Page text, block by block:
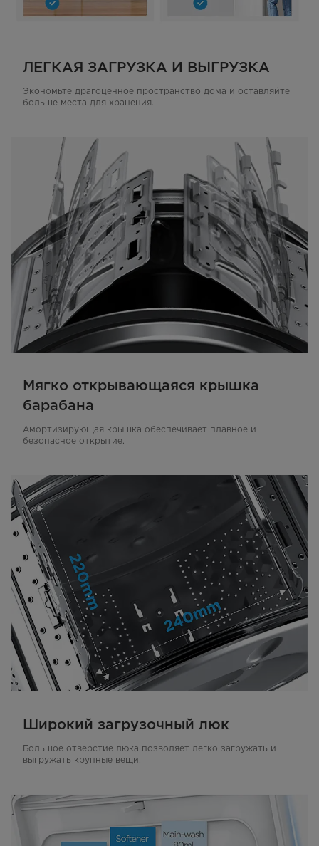
ЛЕГКАЯ ЗАГРУЗКА И ВЫГРУЗКА
Экономьте драгоценное пространство дома и оставляйте
больше места для хранения.
Мягко открывающаяся крышка
барабана
Амортизирующая крышка обеспечивает плавное и
безопасное открытие.
Широкий загрузочный люк
Большое отверстие люка позволяет легко загружать и
выгружать крупные вещи.